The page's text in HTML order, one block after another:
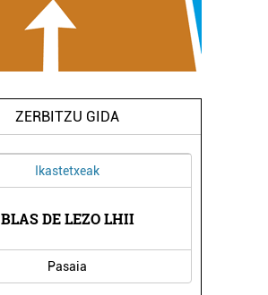
ZERBITZU GIDA
Ikastetxeak
BLAS DE LEZO LHII
Pasaia